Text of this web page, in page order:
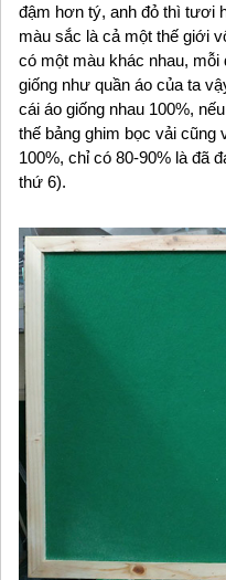
đậm hơn tý, anh đỏ thì tươi
màu sắc là cả một thế giới
có một màu khác nhau,
giống như quần áo của ta
cái áo giống nhau 100%,
thế bảng ghim bọc vải cũng
100%, chỉ có 80-90% là đã
thứ 6).